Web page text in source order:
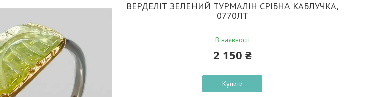
ВЕРДЕЛІТ ЗЕЛЕНИЙ ТУРМАЛІН СРІБНА КАБЛУЧКА,
0770ЛТ
В наявності
2 150 ₴
Купити